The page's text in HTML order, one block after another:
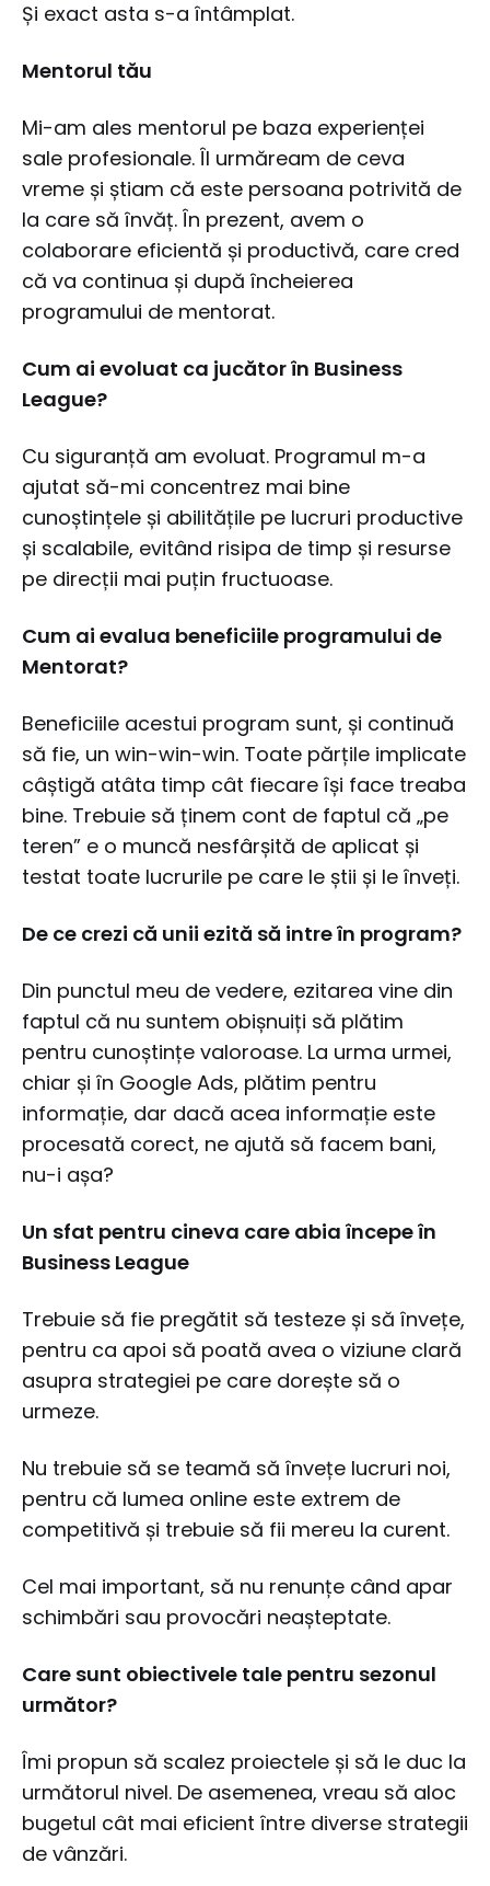
Și exact asta s-a întâmplat.
Mentorul tău
Mi-am ales mentorul pe baza experienței
sale profesionale. Îl urmăream de ceva
vreme și știam că este persoana potrivită de
la care să învăț. În prezent, avem o
colaborare eficientă și productivă, care cred
că va continua și după încheierea
programului de mentorat.
Cum ai evoluat ca jucător în Business
League?
Cu siguranță am evoluat. Programul m-a
ajutat să-mi concentrez mai bine
cunoștințele și abilitățile pe lucruri productive
și scalabile, evitând risipa de timp și resurse
pe direcții mai puțin fructuoase.
Cum ai evalua beneficiile programului de
Mentorat?
Beneficiile acestui program sunt, și continuă
să fie, un win-win-win. Toate părțile implicate
câștigă atâta timp cât fiecare își face treaba
bine. Trebuie să ținem cont de faptul că „pe
teren” e o muncă nesfârșită de aplicat și
testat toate lucrurile pe care le știi și le înveți.
De ce crezi că unii ezită să intre în program?
Din punctul meu de vedere, ezitarea vine din
faptul că nu suntem obișnuiți să plătim
pentru cunoștințe valoroase. La urma urmei,
chiar și în Google Ads, plătim pentru
informație, dar dacă acea informație este
procesată corect, ne ajută să facem bani,
nu-i așa?
Un sfat pentru cineva care abia începe în
Business League
Trebuie să fie pregătit să testeze și să învețe,
pentru ca apoi să poată avea o viziune clară
asupra strategiei pe care dorește să o
urmeze.
Nu trebuie să se teamă să învețe lucruri noi,
pentru că lumea online este extrem de
competitivă și trebuie să fii mereu la curent.
Cel mai important, să nu renunțe când apar
schimbări sau provocări neașteptate.
Care sunt obiectivele tale pentru sezonul
următor?
Îmi propun să scalez proiectele și să le duc la
următorul nivel. De asemenea, vreau să aloc
bugetul cât mai eficient între diverse strategii
de vânzări.